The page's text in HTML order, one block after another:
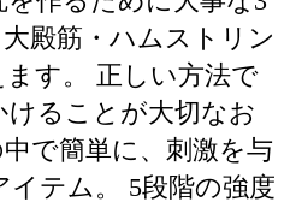
殿筋・ハムストリン
す。 正しい方法で
ることが大切なお
で簡単に、刺激を与
テム。 5段階の強度